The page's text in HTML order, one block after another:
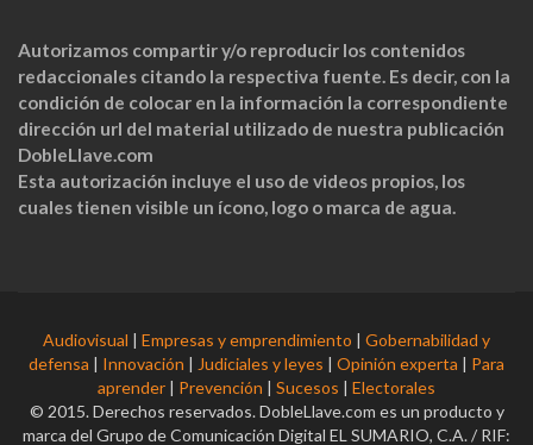
Autorizamos compartir y/o reproducir los contenidos
redaccionales citando la respectiva fuente. Es decir, con la
condición de colocar en la información la correspondiente
dirección url del material utilizado de nuestra publicación
DobleLlave.com
Esta autorización incluye el uso de videos propios, los
cuales tienen visible un ícono, logo o marca de agua.
Audiovisual | Empresas y emprendimiento | Gobernabilidad y
defensa | Innovación | Judiciales y leyes | Opinión experta | Para
aprender | Prevención | Sucesos | Electorales
© 2015. Derechos reservados. DobleLlave.com es un producto y
marca del Grupo de Comunicación Digital EL SUMARIO, C.A. / RIF: